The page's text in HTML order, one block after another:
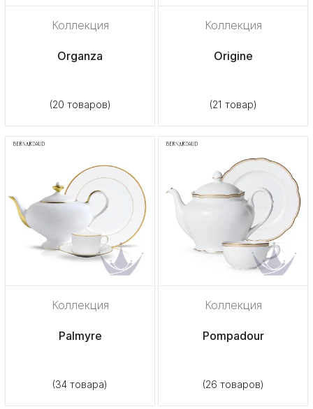
Коллекция
Organza
(20 товаров)
Коллекция
Origine
(21 товар)
Коллекция
Palmyre
(34 товара)
Коллекция
Pompadour
(26 товаров)